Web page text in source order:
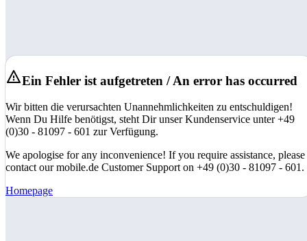
Ein Fehler ist aufgetreten / An error has occurred
Wir bitten die verursachten Unannehmlichkeiten zu entschuldigen!
Wenn Du Hilfe benötigst, steht Dir unser Kundenservice unter +49
(0)30 - 81097 - 601 zur Verfügung.
We apologise for any inconvenience! If you require assistance, please
contact our mobile.de Customer Support on +49 (0)30 - 81097 - 601.
Homepage